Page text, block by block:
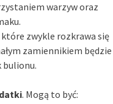
warzyw oraz
zwykle rozkrawa się
zamiennikiem będzie
bulionu.
. Mogą to być: